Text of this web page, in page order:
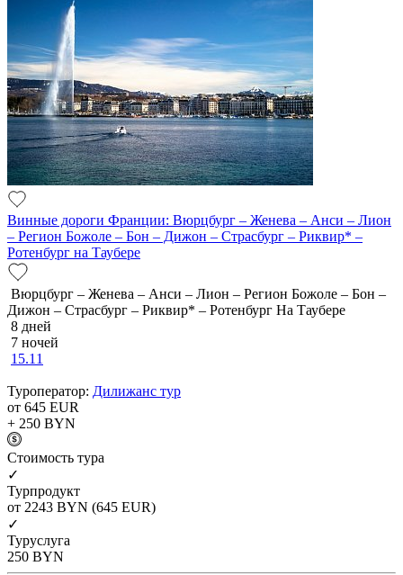
Винные дороги Франции: Вюрцбург – Женева – Анси – Лион
– Регион Божоле – Бон – Дижон – Страсбург – Риквир* –
Ротенбург на Таубере
Вюрцбург – Женева – Анси – Лион – Регион Божоле – Бон –
Дижон – Страсбург – Риквир* – Ротенбург На Таубере
8 дней
7 ночей
15.11
Туроператор: Дилижанс тур
от 645 EUR
+ 250 BYN
Cтоимость тура
✓
Турпродукт
от 2243 BYN (645 EUR)
✓
Туруслуга
250 BYN